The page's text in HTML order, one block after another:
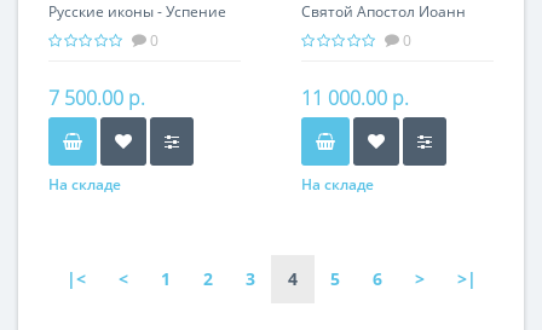
Русские иконы - Успение
серебро 25.00 гр -
0
7 500.00 р.
На складе
Святой Апостол Иоанн
Богослов серебро 31.10 гр
Христианство
0
11 000.00 р.
На складе
|< < 1 2 3 4 5 6 > >|